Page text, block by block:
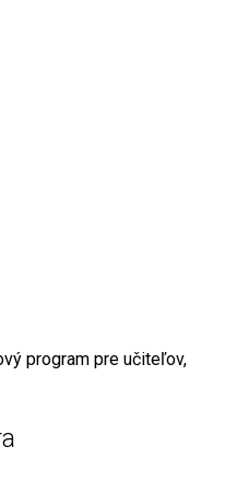
program pre učiteľov,